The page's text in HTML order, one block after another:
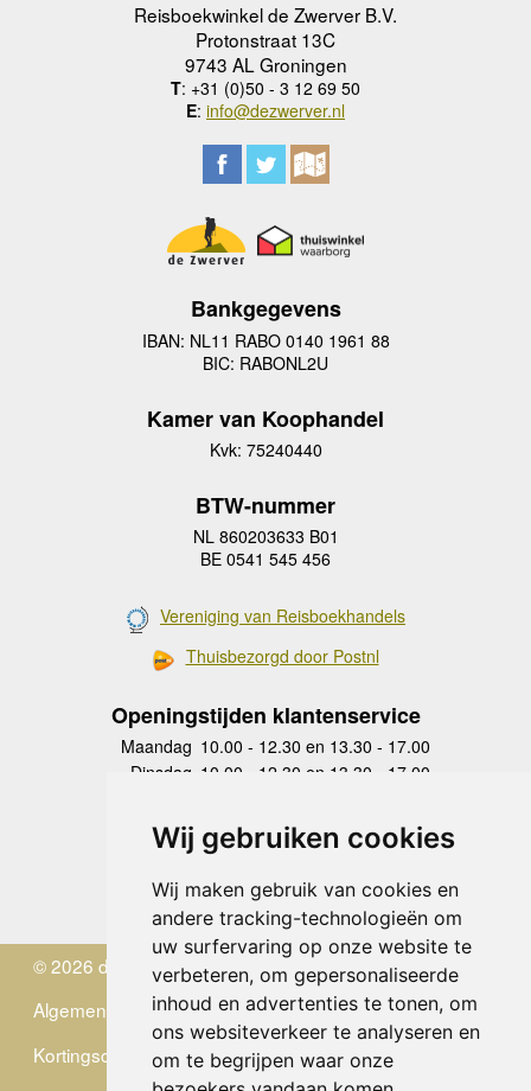
Wij gebruiken cookies
Wij maken gebruik van cookies en
andere tracking-technologieën om
uw surfervaring op onze website te
verbeteren, om gepersonaliseerde
inhoud en advertenties te tonen, om
ons websiteverkeer te analyseren en
om te begrijpen waar onze
Reisboekwinkel de Zwerver B.V.
Protonstraat 13C
9743 AL Groningen
T: +31 (0)50 - 3 12 69 50
E: info@dezwerver.nl
Bankgegevens
IBAN: NL11 RABO 0140 1961 88
BIC: RABONL2U
Kamer van Koophandel
Kvk: 75240440
BTW-nummer
NL 860203633 B01
BE 0541 545 456
Vereniging van Reisboekhandels
Thuisbezorgd door Postnl
Openingstijden klantenservice
Maandag 10.00 - 12.30 en 13.30 - 17.00
Dinsdag 10.00 - 12.30 en 13.30 - 17.00
Donderdag
10.00 - 12.30 en 13.30 - 17.00
Vrijdag 10.00 - 12.30 en 13.30 - 17.00
Zaterdag
gesloten
Zondag gesloten
© 2026 de Zwerver
Algemene Voorwaarden
Kortingscode